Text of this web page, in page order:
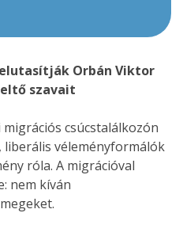
Orbán Viktor
szavait
csúcstalálkozón
liberális véleményformálók
róla. A migrációval
nem kíván